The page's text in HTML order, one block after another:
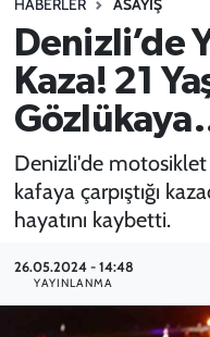
HABERLER ASAYİŞ
Denizli’de
Kaza! 21
Denizli'de
kafaya çarpıştığı
hayatını kaybetti.
26.05.2024 - 14:48
YAYINLANMA
SPOR
TEKNOLOJİ
YAŞAM